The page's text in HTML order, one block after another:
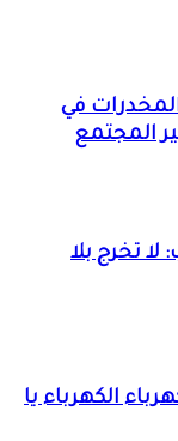
في
المجتمع
لا تخرج بلا
الكهرباء يا